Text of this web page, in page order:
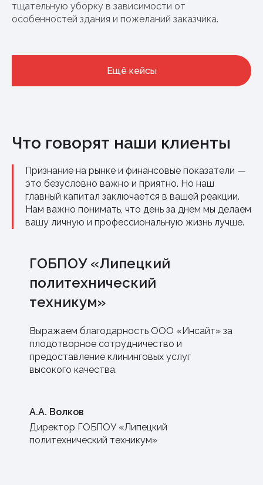
тщательную уборку в зависимости от
особенностей здания и пожеланий заказчика.
Ещё кейсы
Что говорят наши клиенты
Признание на рынке и финансовые показатели —
это безусловно важно и приятно. Но наш
главный капитал заключается в вашей реакции.
Нам важно понимать, что день за днем мы делаем
вашу личную и профессиональную жизнь лучше.
ГОБПОУ «Липецкий
политехнический
техникум»
Выражаем благодарность ООО «Инсайт» за
плодотворное сотрудничество и
предоставление клининговых услуг
высокого качества.
А.А. Волков
Директор ГОБПОУ «Липецкий
политехнический техникум»